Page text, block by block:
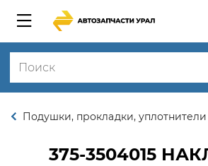
Подушки, прокладки, уплотнители
375-3504015